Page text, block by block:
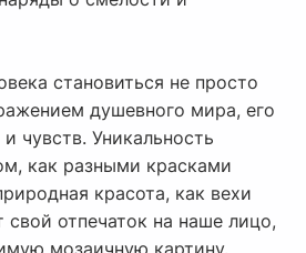
становиться не просто
душевного мира, его
чувств. Уникальность
как разными красками
красота, как вехи
отпечаток на наше лицо,